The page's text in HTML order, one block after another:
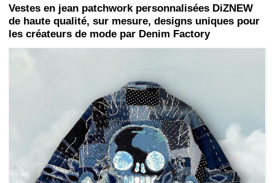
Vestes en jean patchwork personnalisées DiZNEW
de haute qualité, sur mesure, designs uniques pour
les créateurs de mode par Denim Factory